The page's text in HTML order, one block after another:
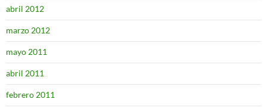
abril 2012
marzo 2012
mayo 2011
abril 2011
febrero 2011